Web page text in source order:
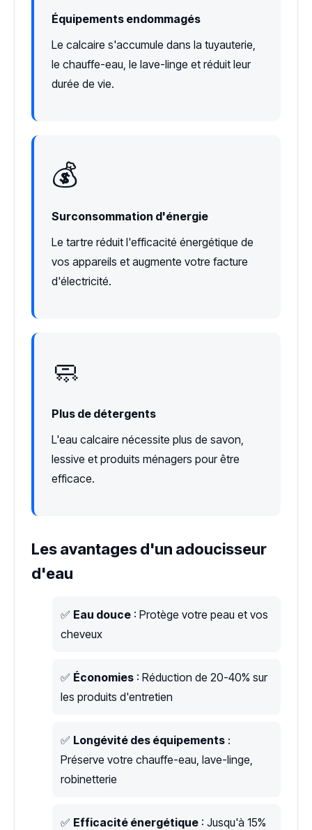
Équipements endommagés
Le calcaire s'accumule dans la tuyauterie,
le chauffe-eau, le lave-linge et réduit leur
durée de vie.
💰
Surconsommation d'énergie
Le tartre réduit l'efficacité énergétique de
vos appareils et augmente votre facture
d'électricité.
🧼
Plus de détergents
L'eau calcaire nécessite plus de savon,
lessive et produits ménagers pour être
efficace.
Les avantages d'un adoucisseur
d'eau
✅ Eau douce : Protège votre peau et vos
cheveux
✅ Économies : Réduction de 20-40% sur
les produits d'entretien
✅ Longévité des équipements :
Préserve votre chauffe-eau, lave-linge,
robinetterie
✅ Efficacité énergétique : Jusqu'à 15%